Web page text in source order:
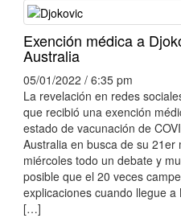
Exención médica a
Australia
05/01/2022 / 6:35 pm
La revelación en redes
que recibió una exención
estado de vacunación de
Australia en busca de su
miércoles todo un debate y
posible que el 20 veces
explicaciones cuando llegue
[…]